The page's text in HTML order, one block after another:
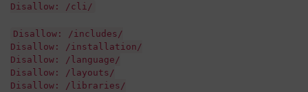
Disallow: /cli/
Disallow: /includes/
Disallow: /installation/
Disallow: /language/
Disallow: /layouts/
Disallow: /libraries/